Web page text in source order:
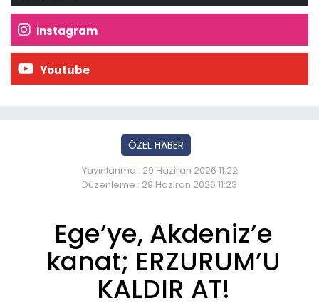
İnstagram
Youtube
ÖZEL HABER
Yayınlanma : 29 Haziran 2026 11:22
Düzenleme : 29 Haziran 2026 11:23
Ege’ye, Akdeniz’e
kanat; ERZURUM’U
KALDIR AT!